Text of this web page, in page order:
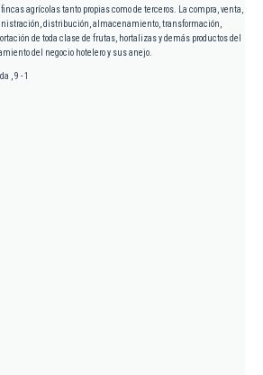
agrícolas tanto propias como de terceros. La compra, venta,
distribución, almacenamiento, transformación,
de toda clase de frutas, hortalizas y demás productos del
del negocio hotelero y sus anejo.
, 9 - 1